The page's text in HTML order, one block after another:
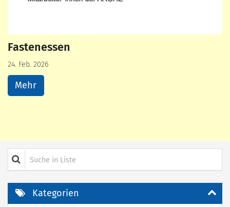
Fastenessen
24. Feb. 2026
Mehr
Suche in Liste
Kategorien